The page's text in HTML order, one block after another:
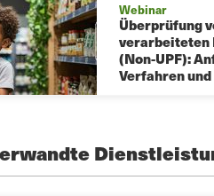
Webinar
Überprüfung
verarbeiteten
(Non-UPF):
Verfahren